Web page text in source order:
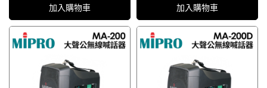
加入購物車 加入購物車